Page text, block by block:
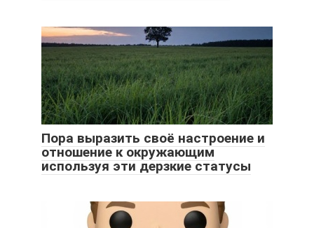
Пора выразить своё настроение и
отношение к окружающим
используя эти дерзкие статусы